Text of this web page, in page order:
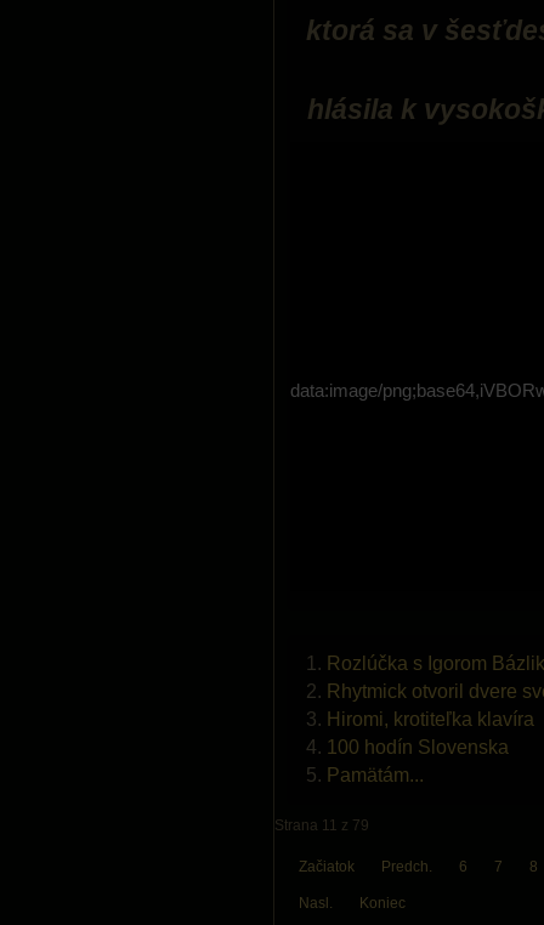
ktorá sa v
hlásila k
data:image/
Rozlúčka s Igorom
Rhytmick otvoril dvere
Hiromi, krotiteľka klavíra
100 hodín Slovenska
Pamätám...
Strana 11 z 79
Začiatok Predch. 6 7 8
Nasl. Koniec